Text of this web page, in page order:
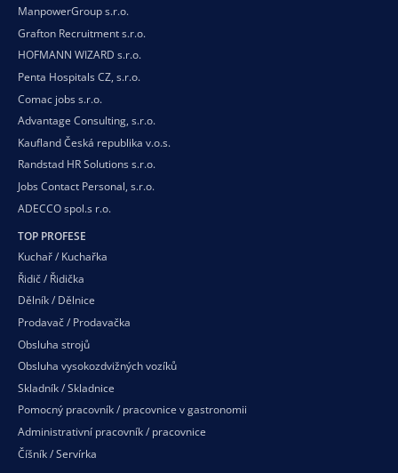
ManpowerGroup s.r.o.
Grafton Recruitment s.r.o.
HOFMANN WIZARD s.r.o.
Penta Hospitals CZ, s.r.o.
Comac jobs s.r.o.
Advantage Consulting, s.r.o.
Kaufland Česká republika v.o.s.
Randstad HR Solutions s.r.o.
Jobs Contact Personal, s.r.o.
ADECCO spol.s r.o.
TOP PROFESE
Kuchař / Kuchařka
Řidič / Řidička
Dělník / Dělnice
Prodavač / Prodavačka
Obsluha strojů
Obsluha vysokozdvižných vozíků
Skladník / Skladnice
Pomocný pracovník / pracovnice v gastronomii
Administrativní pracovník / pracovnice
Číšník / Servírka